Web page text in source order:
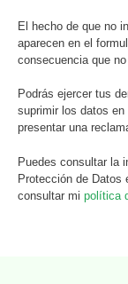
El hecho de que no
aparecen en el
consecuencia que
Podrás ejercer tus
suprimir los datos en
presentar una
Puedes consultar la
Protección de Datos
consultar mi política